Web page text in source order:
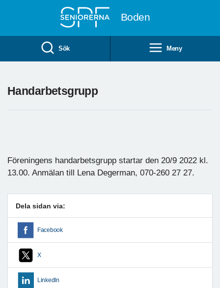
Boden
Sök Meny
Handarbetsgrupp
Föreningens handarbetsgrupp startar den 20/9 2022 kl.
13.00. Anmälan till Lena Degerman, 070-260 27 27.
Dela sidan via:
Facebook
X
LinkedIn